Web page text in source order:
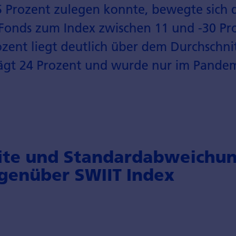
zulegen konnte, bewegte sich
zum Index zwischen 11 und -30
liegt deutlich über dem
24 Prozent und wurde nur im
und
SWIIT Index